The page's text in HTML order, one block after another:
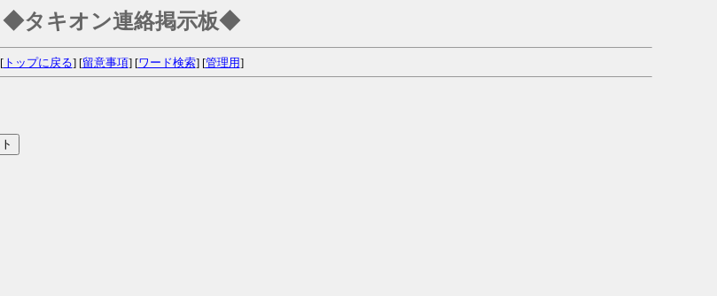
◆タキオン連絡掲示板◆
[トップに戻る] [留意事項] [ワード検索] [管理用]